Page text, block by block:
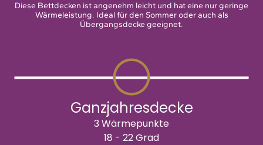
Diese Bettdecken ist angenehm leicht und hat eine nur geringe
Wärmeleistung. Ideal für den Sommer oder auch als
Übergangsdecke geeignet.
Ganzjahresdecke
3 Wärmepunkte
18 - 22 Grad